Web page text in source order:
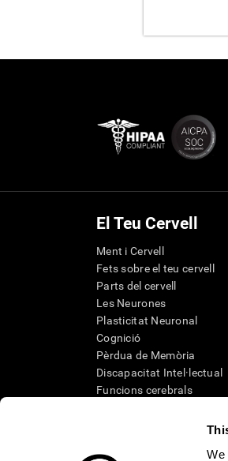
We
El Teu Cervell
Ment i Cervell
Fets sobre el teu cervell
Parts del cervell
Les Neurones
Plasticitat Neuronal
Cognició
Pèrdua de Memòria
Discapacitat Intel·lectual
Funcions cerebrals